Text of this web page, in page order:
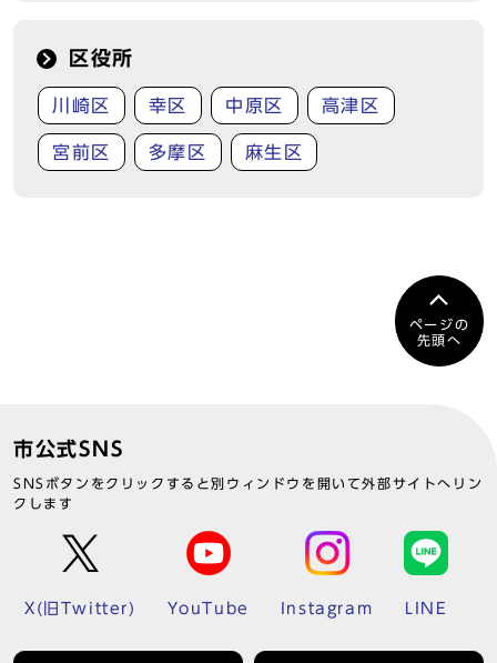
区役所
川崎区 幸区 中原区 高津区
宮前区 多摩区 麻生区
ページの
先頭へ
市公式SNS
SNSボタンをクリックすると別ウィンドウを開いて外部サイトへリン
クします
X(旧Twitter) YouTube Instagram LINE